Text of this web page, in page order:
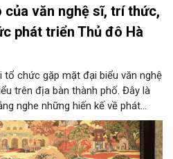
của văn nghệ sĩ, trí thức,
phát triển Thủ đô Hà
tổ chức gặp mặt đại biểu văn nghệ
trên địa bàn thành phố. Đây là
nghe những hiến kế về phát
mới sáng tạo, công nghiệp văn
người, góp phần tạo động lực
bền vững của Thủ đô.